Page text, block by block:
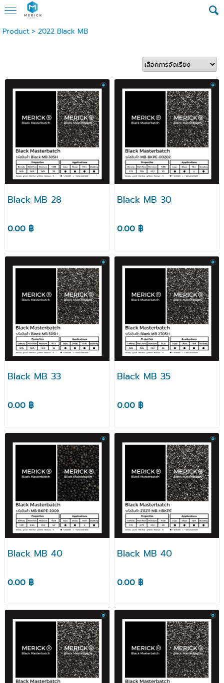
Product> 2022 Black MB
Black MB 28
0.00 ฿
Black MB 30
0.00 ฿
Black MB 33
0.00 ฿
Black MB 35
0.00 ฿
Black MB 40
0.00 ฿
Black MB 40
0.00 ฿